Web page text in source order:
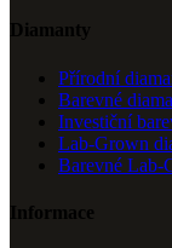
Diamanty
Přírodní
Barevné
Investiční
Lab-Grown
Barevné Lab-
Informace